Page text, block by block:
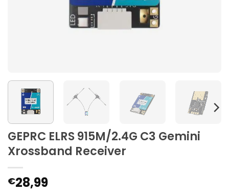
GEPRC ELRS 915M/2.4G C3 Gemini
Xrossband Receiver
€28,99